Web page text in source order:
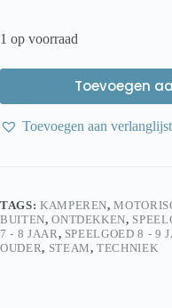
1 op voorraad
Toevoegen
Toevoegen aan verlanglijst
TAGS: KAMPEREN,
BUITEN,ONTDEKKEN,
7 - 8 JAAR , SPEELGOED 8 - 9
OUDER, STEAM,TECHNIEK